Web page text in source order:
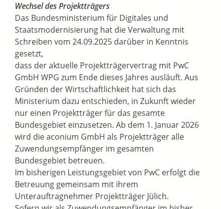
Wechsel des Projektträgers
Das Bundesministerium für Digitales und
Staatsmodernisierung hat die Verwaltung mit
Schreiben vom 24.09.2025 darüber in Kenntnis
gesetzt,
dass der aktuelle Projektträgervertrag mit PwC
GmbH WPG zum Ende dieses Jahres ausläuft. Aus
Gründen der Wirtschaftlichkeit hat sich das
Ministerium dazu entschieden, in Zukunft wieder
nur einen Projektträger für das gesamte
Bundesgebiet einzusetzen. Ab dem 1. Januar 2026
wird die aconium GmbH als Projektträger alle
Zuwendungsempfänger im gesamten
Bundesgebiet betreuen.
Im bisherigen Leistungsgebiet von PwC erfolgt die
Betreuung gemeinsam mit ihrem
Unterauftragnehmer Projektträger Jülich.